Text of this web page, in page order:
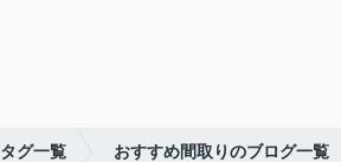
タグ一覧 おすすめ間取りのブログ一覧